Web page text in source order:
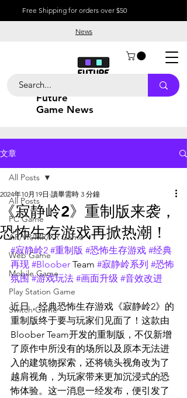
Free Shipping for orders over $50
Future
Game News
News
文章
All Posts
PC Game
AR/VR/MR/XR Game
Web Game
Mobile Game
Play Station Game
Switch Game
All Posts
《寂静岭2》重制版来袭，
恐怖生存游戏再掀热潮！
2024年10月19日 讀畢需時 3 分鐘
#寂静岭2 #重制版 #恐怖生存游戏 #经典
再现 #Bloober Team #寂静岭系列 #恐怖
氛围 #游戏玩法 #画面升级 #音效改进
近日，经典恐怖生存游戏《寂静岭2》的
重制版终于要与玩家们见面了！这款由
Bloober Team开发的重制版，不仅新增
了原作中所没有的场所以及原本无法进
入的建筑物探索，还将镜头视角改为了
越肩视角，为玩家带来更加沉浸式的恐
怖体验。这一消息一经发布，便引发了